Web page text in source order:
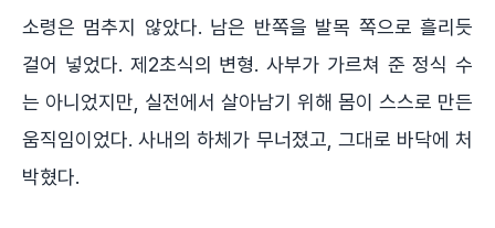
소령은 멈추지 않았다. 남은 반쪽을 발목 쪽으로 흘리듯
걸어 넣었다. 제2초식의 변형. 사부가 가르쳐 준 정식 수
는 아니었지만, 실전에서 살아남기 위해 몸이 스스로 만든
움직임이었다. 사내의 하체가 무너졌고, 그대로 바닥에 처
박혔다.